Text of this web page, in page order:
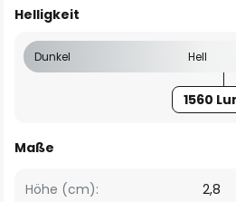
Helligkeit
Dunkel Hell
1560
Maße
Höhe (cm):
2,8